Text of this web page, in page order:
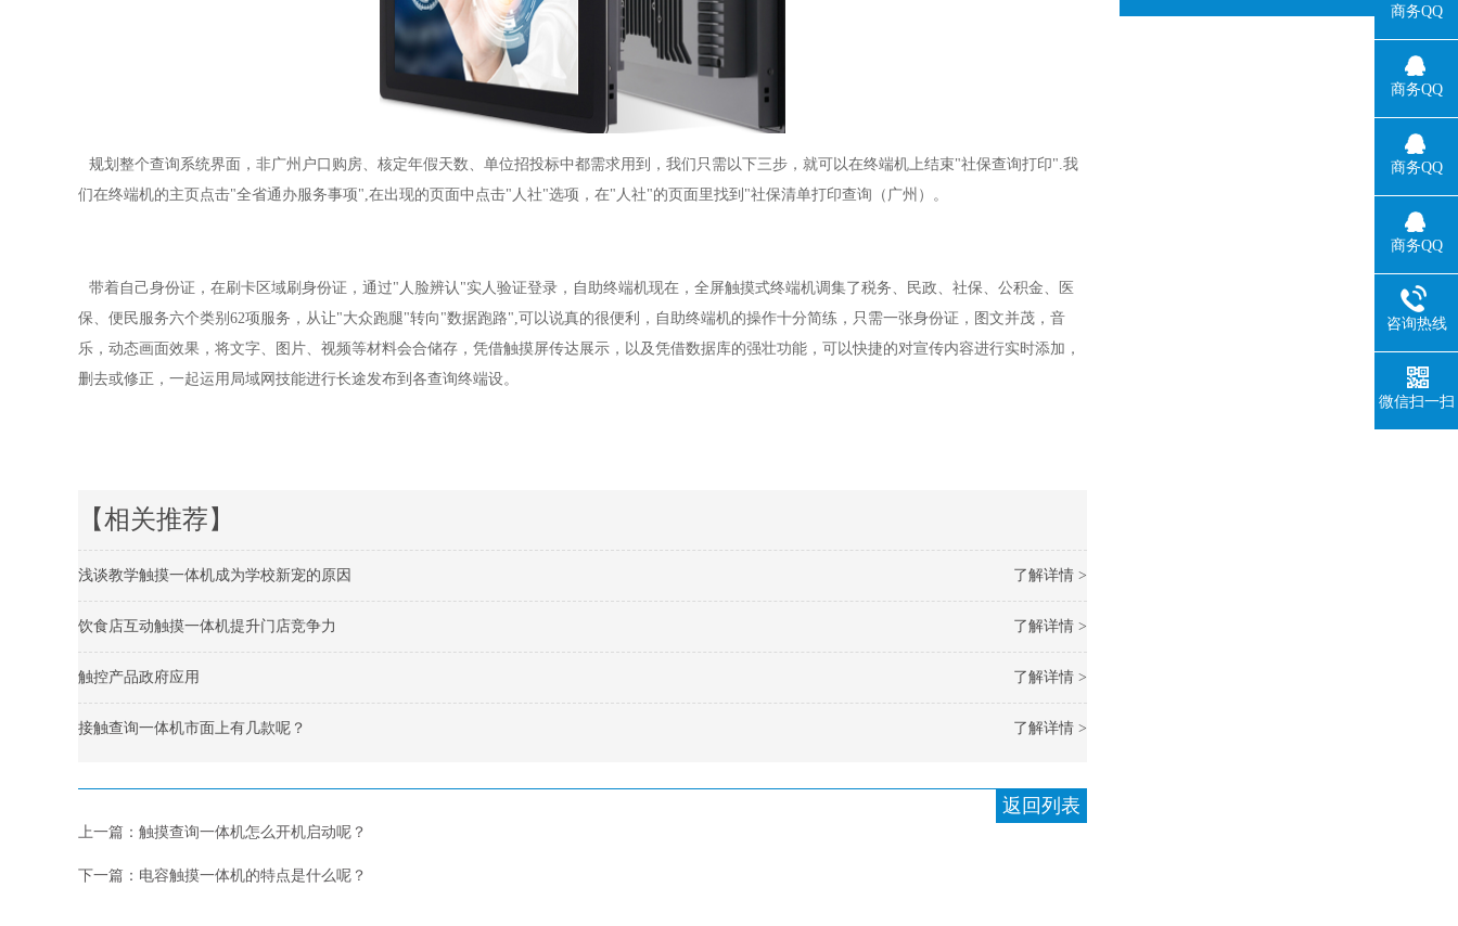
规划整个查询系统界面，非广州户口购房、核定年假天数、单位招投标中都需求用到，我们只需以下三步，就可以在终端机上结束"社保查询打印".我
们在终端机的主页点击"全省通办服务事项",在出现的页面中点击"人社"选项，在"人社"的页面里找到"社保清单打印查询（广州）。
带着自己身份证，在刷卡区域刷身份证，通过"人脸辨认"实人验证登录，自助终端机现在，全屏触摸式终端机调集了税务、民政、社保、公积金、医
保、便民服务六个类别62项服务，从让"大众跑腿"转向"数据跑路",可以说真的很便利，自助终端机的操作十分简练，只需一张身份证，图文并茂，音
乐，动态画面效果，将文字、图片、视频等材料会合储存，凭借触摸屏传达展示，以及凭借数据库的强壮功能，可以快捷的对宣传内容进行实时添加，
删去或修正，一起运用局域网技能进行长途发布到各查询终端设。
【相关推荐】
了解详情 >
浅谈教学触摸一体机成为学校新宠的原因
了解详情 >
饮食店互动触摸一体机提升门店竞争力
了解详情 >
触控产品政府应用
了解详情 >
接触查询一体机市面上有几款呢？
返回列表
上一篇： 触摸查询一体机怎么开机启动呢？
下一篇： 电容触摸一体机的特点是什么呢？
商务QQ
商务QQ
商务QQ
商务QQ
咨询热线
微信扫一扫